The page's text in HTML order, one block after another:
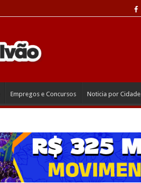
Empregos e Concursos Noticia por Cidade